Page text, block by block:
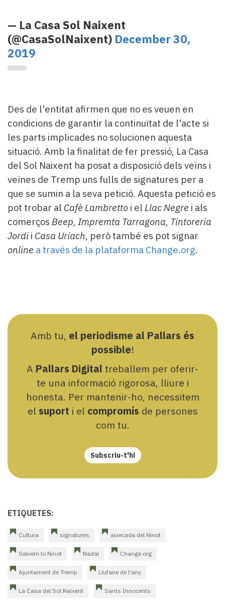
— La Casa Sol Naixent
(@CasaSolNaixent) December 30,
2019
Des de l'entitat afirmen que no es veuen en
condicions de garantir la continuïtat de l'acte si
les parts implicades no solucionen aquesta
situació. Amb la finalitat de fer pressió, La Casa
del Sol Naixent ha posat a disposició dels veïns i
veïnes de Tremp uns fulls de signatures per a
que se sumin a la seva petició. Aquesta petició es
pot trobar al Cafè Lambretto i el Llac Negre i als
comerços Beep, Impremta Tarragona, Tintoreria
Jordi i Casa Uriach, però també es pot signar
online a través de la plataforma Change.org.
Amb tu, el periodisme al Pallars és
possible!
A Pallars Digital treballem per oferir-
te una informació rigorosa, lliure i
honesta. Per mantenir-ho, necessitem
el suport i el compromís de persones
com tu.
Subscriu-t'hi
ETIQUETES:
Cultura signatures aixecada del Ninot
Salvem lo Ninot Nadal Change.org
Ajuntament de Tremp Llufaire de l'any
La Casa del Sol Naixent Sants Innocents